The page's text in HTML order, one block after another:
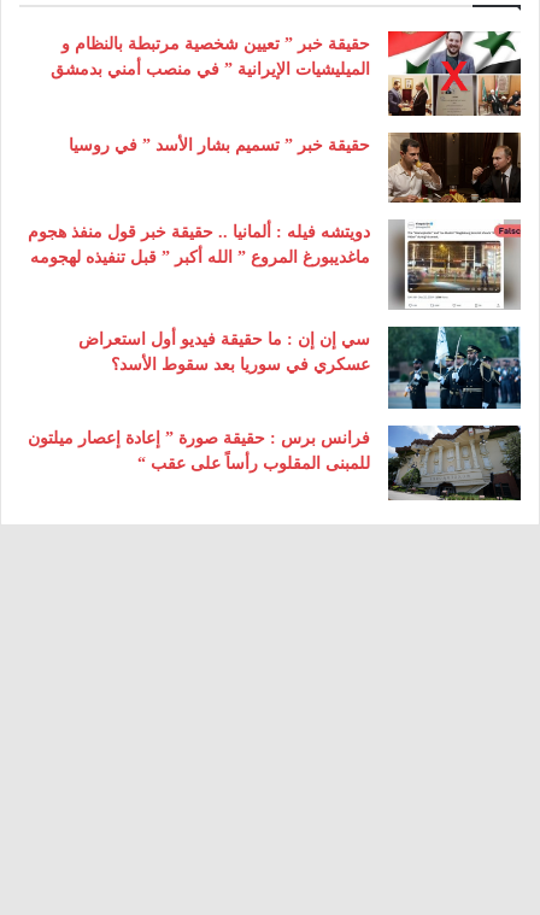
حقيقة خبر ” تعيين شخصية مرتبطة بالنظام و
الميليشيات الإيرانية ” في منصب أمني بدمشق
حقيقة خبر ” تسميم بشار الأسد ” في روسيا
دويتشه فيله : ألمانيا .. حقيقة خبر قول منفذ هجوم
ماغديبورغ المروع ” الله أكبر ” قبل تنفيذه لهجومه
سي إن إن : ما حقيقة فيديو أول استعراض
عسكري في سوريا بعد سقوط الأسد؟
فرانس برس : حقيقة صورة ” إعادة إعصار ميلتون
للمبنى المقلوب رأساً على عقب “